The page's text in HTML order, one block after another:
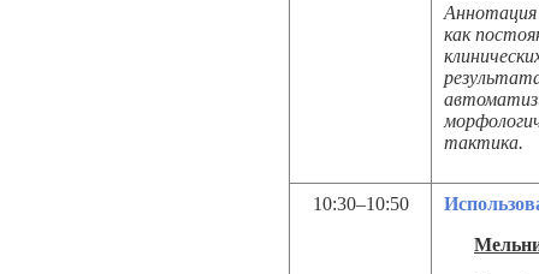
Аннотация
как
тактика.
10:30–10:50